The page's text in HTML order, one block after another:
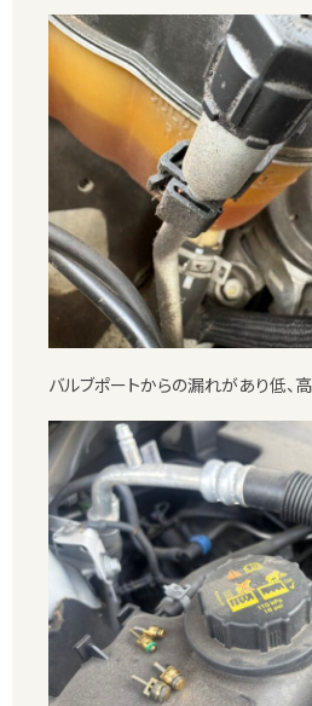
バルブポートからの漏れがあり低、